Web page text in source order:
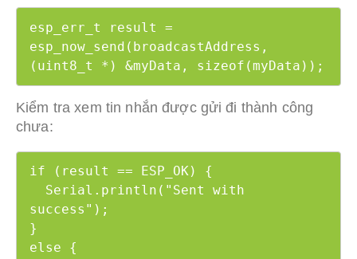
esp_err_t result =
esp_now_send(broadcastAddress,
(uint8_t *) &myData, sizeof(myData));
Kiểm tra xem tin nhắn được gửi đi thành công
chưa:
if (result == ESP_OK) {
success");
}
else {